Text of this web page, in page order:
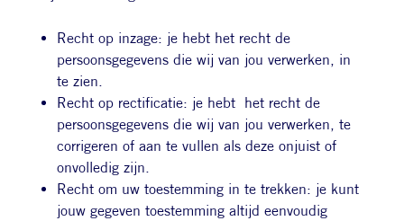
Recht op inzage: je hebt het recht de
persoonsgegevens die wij van jou verwerken, in
te zien.
Recht op rectificatie: je hebt het recht de
persoonsgegevens die wij van jou verwerken, te
corrigeren of aan te vullen als deze onjuist of
onvolledig zijn.
Recht om uw toestemming in te trekken: je kunt
jouw gegeven toestemming altijd eenvoudig